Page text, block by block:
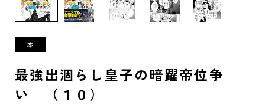
最強出涸らし皇子の暗躍帝位争
い （１０）